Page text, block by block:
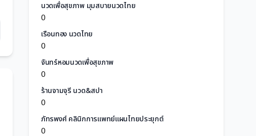
นวดเพื่อสุขภาพ มุมสบายนวดไทย
0
เรือนทอง นวดไทย
0
จันทร์หอมนวดเพื่อสุขภาพ
0
ร้านจามจุรี นวด&สปา
0
ภัทรพงศ์ คลินิกการแพทย์แผนไทยประยุกต์
0